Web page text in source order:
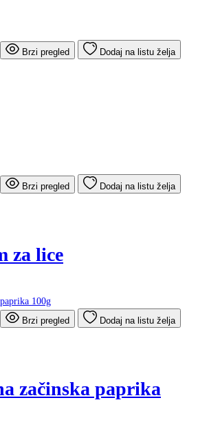
Brzi pregled
Dodaj na listu želja
Brzi pregled
Dodaj na listu želja
za lice
Brzi pregled
Dodaj na listu želja
začinska paprika